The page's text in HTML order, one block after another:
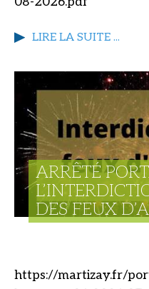
LIRE LA SUITE ...
ARRÊTÉ
DES FEUX
https://martizay.fr/